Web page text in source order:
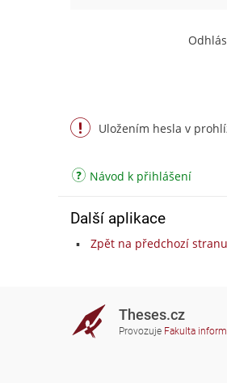
Uložením hesla v
Návod k přihlášení
Další aplikace
Zpět na předchozí stranu
Theses.cz
Provozuje Fakulta